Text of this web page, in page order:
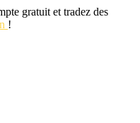
gratuit et tradez des
!